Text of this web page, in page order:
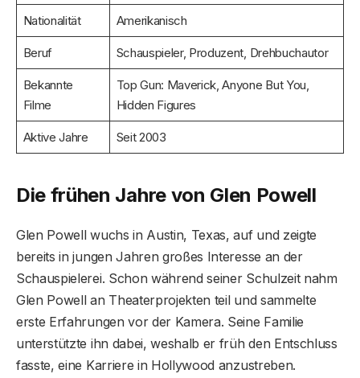
Nationalität Amerikanisch
Beruf Schauspieler, Produzent, Drehbuchautor
Bekannte
Filme
Top Gun: Maverick, Anyone But You,
Hidden Figures
Aktive Jahre Seit 2003
Die frühen Jahre von Glen Powell
Glen Powell wuchs in Austin, Texas, auf und zeigte
bereits in jungen Jahren großes Interesse an der
Schauspielerei. Schon während seiner Schulzeit nahm
Glen Powell an Theaterprojekten teil und sammelte
erste Erfahrungen vor der Kamera. Seine Familie
unterstützte ihn dabei, weshalb er früh den Entschluss
fasste, eine Karriere in Hollywood anzustreben.